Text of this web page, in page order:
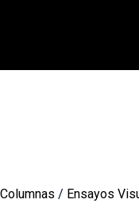
Columnas / Ensayos